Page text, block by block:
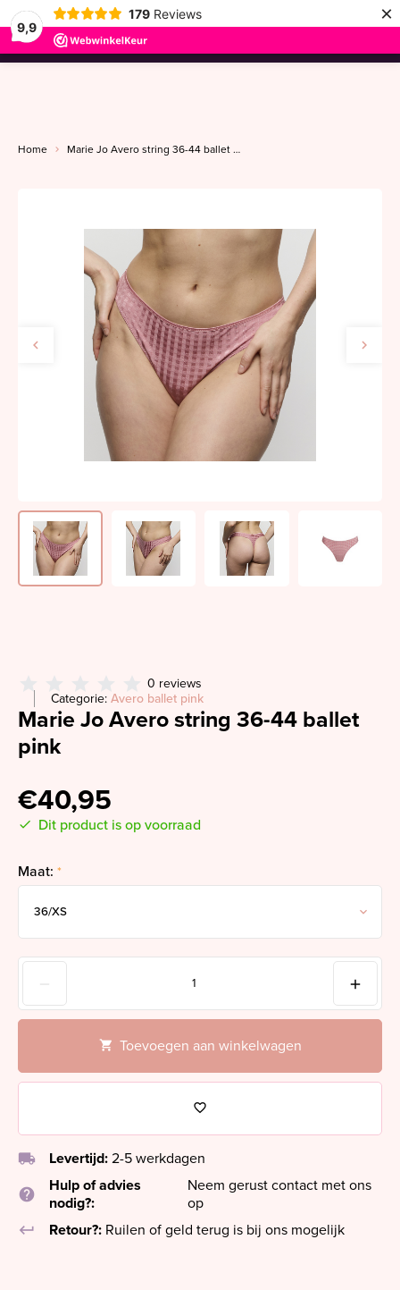
9,9
179 Reviews ×
menu
Home Marie Jo Avero string 36-44 ballet pink
0 reviews
Categorie: Avero ballet pink
Marie Jo Avero string 36-44 ballet
pink
€40,95
Dit product is op voorraad
Maat: *
Toevoegen aan winkelwagen
local_shipping Levertijd: 2-5 werkdagen
help
Hulp of advies
nodig?:
Neem gerust contact met ons
op
keyboard_return
Retour?: Ruilen of geld terug is bij ons mogelijk